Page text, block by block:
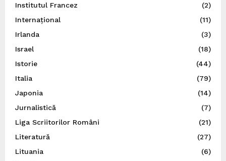
Institutul Francez
(2)
Internațional
(11)
Irlanda
(3)
Israel
(18)
Istorie
(44)
Italia
(79)
Japonia
(14)
Jurnalistică
(7)
Liga Scriitorilor Români
(21)
Literatură
(27)
Lituania
(6)